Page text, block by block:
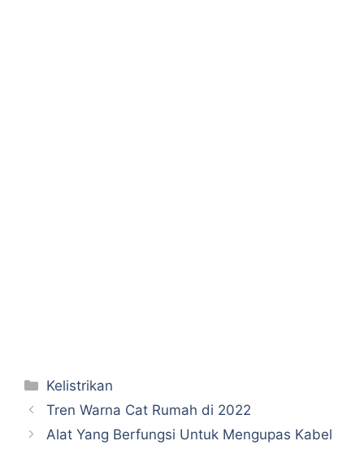
Categories
Kelistrikan
Tren Warna Cat Rumah di 2022
Alat Yang Berfungsi Untuk Mengupas Kabel